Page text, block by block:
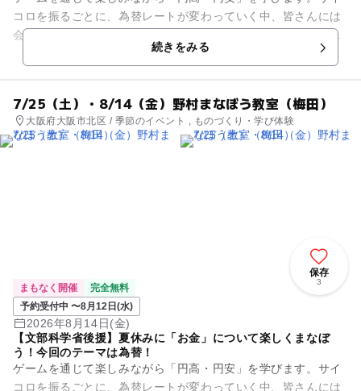
コロを振るごとに、為替レートが変わっていく中、皆さんには
会社の社長になったつもりで、消しゴムを輸入する体験をして
もらいます。 はたして、...続きをみる
7/25（土）・8/14（金）野村まなぼう教室（梅田）
大阪府大阪市北区 / 季節のイベント , ものづくり・学び体験
保存
3
まもなく開催
完全無料
予約受付中 〜8月12日(水)
2026年8月14日(金)
【文部科学省後援】夏休みに「お金」について楽しくまなぼ
う！今回のテーマは為替！
ゲームを通じて楽しみながら「円高・円安」を学びます。サイ
コロを振るごとに、為替レートが変わっていく中、皆さんには